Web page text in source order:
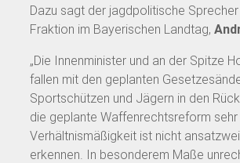
Dazu sagt der jagdpolitische
Fraktion im Bayerischen Landtag,
„Die Innenminister und an der Spitze
fallen mit den geplanten
Sportschützen und Jägern in den
die geplante Waffenrechtsreform sehr
Verhältnismäßigkeit ist nicht
erkennen. In besonderem Maße